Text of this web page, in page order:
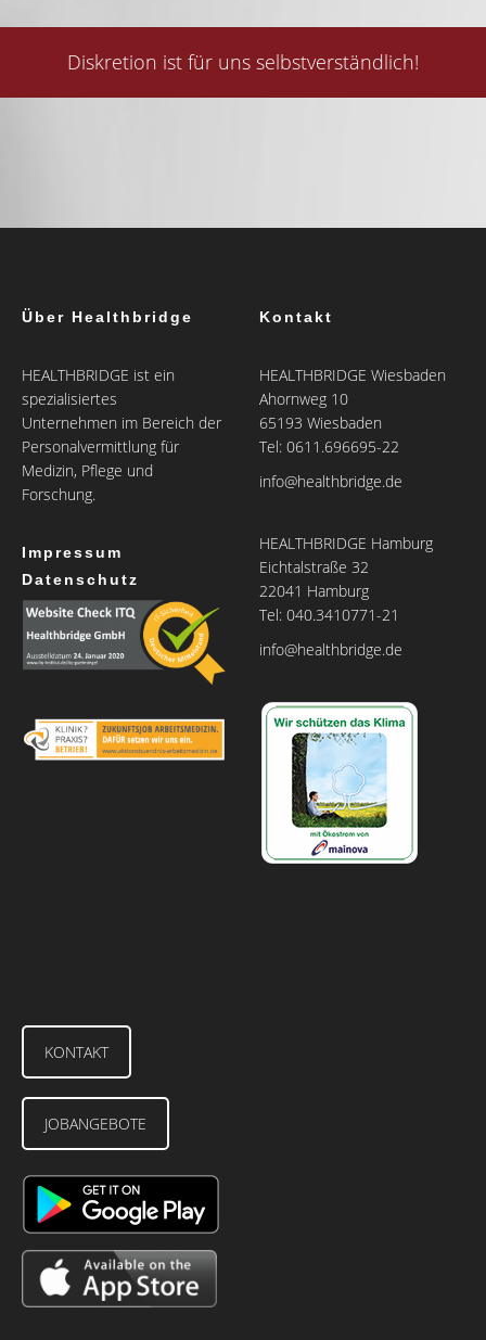
Diskretion ist für uns selbstverständlich!
Über Healthbridge
HEALTHBRIDGE ist ein
spezialisiertes
Unternehmen im Bereich der
Personalvermittlung für
Medizin, Pflege und
Forschung.
Impressum
Datenschutz
Kontakt
HEALTHBRIDGE Wiesbaden
Ahornweg 10
65193 Wiesbaden
Tel: 0611.696695-22
info@healthbridge.de
HEALTHBRIDGE Hamburg
Eichtalstraße 32
22041 Hamburg
Tel: 040.3410771-21
info@healthbridge.de
KONTAKT
JOBANGEBOTE